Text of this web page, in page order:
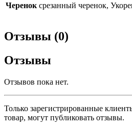
Черенок срезанный черенок,
Отзывы (0)
Отзывы
Отзывов пока нет.
Только зарегистрированные
товар, могут публиковать отзывы.